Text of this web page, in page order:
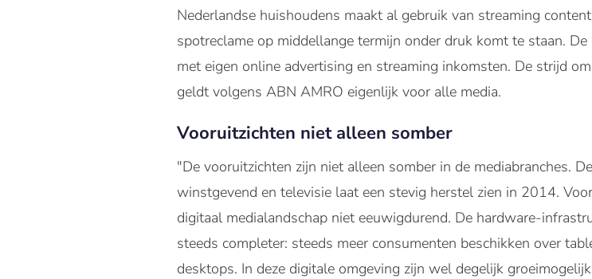
Nederlandse huishoudens maakt al gebruik van streaming
spotreclame op middellange termijn onder druk komt te staan.
met eigen online advertising en streaming inkomsten. De strijd
geldt volgens ABN AMRO eigenlijk voor alle media.
Vooruitzichten niet alleen somber
"De vooruitzichten zijn niet alleen somber in de mediabranches.
winstgevend en televisie laat een stevig herstel zien in 2014.
digitaal medialandschap niet eeuwigdurend. De hardware-
steeds completer: steeds meer consumenten beschikken over
desktops. In deze digitale omgeving zijn wel degelijk